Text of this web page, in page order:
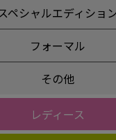
ペシャルエディショ
フォーマル
その他
レディース